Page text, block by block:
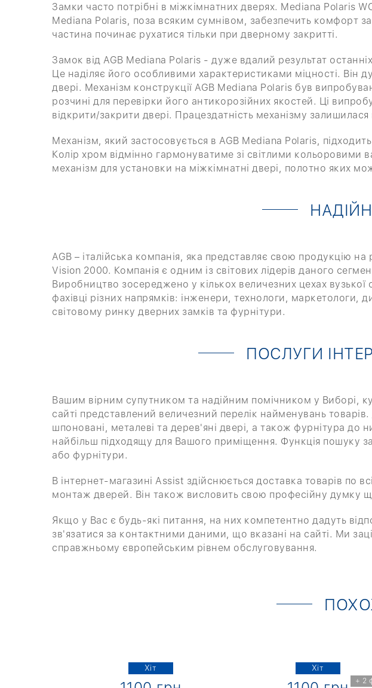
Замки часто потрібні в міжкімнатних дверях. Mediana Polaris
Mediana Polaris, поза всяким сумнівом, забезпечить комфорт
частина починає рухатися тільки при дверному закритті.
Замок від AGB Mediana Polaris - дуже вдалий результат
Це наділяє його особливими характеристиками міцності. Він
двері. Механізм конструкції AGB Mediana Polaris був
розчині для перевірки його антикорозійних якостей. Ці
відкрити/закрити двері. Працездатність механізму
Механізм, який застосовується в AGB Mediana Polaris,
Колір хром відмінно гармонуватиме зі світлими кольоровими
механізм для установки на міжкімнатні двері, полотно яких
AGB – італійська компанія, яка представляє свою продукцію
Vision 2000. Компанія є одним із світових лідерів даного
Виробництво зосереджено у кількох величезних цехах вузької
фахівці різних напрямків: інженери, технологи, маркетологи,
світовому ринку дверних замків та фурнітури.
ПОСЛУГИ
Вашим вірним супутником та надійним помічником у Виборі,
сайті представлений величезний перелік найменувань
шпоновані, металеві та дерев'яні двері, а також фурнітура до
найбільш підходящу для Вашого приміщення. Функція пошуку
або фурнітури.
В інтернет-магазині Assist здійснюється доставка товарів по
монтаж дверей. Він також висловить свою професійну думку
Якщо у Вас є будь-які питання, на них компетентно дадуть
зв'язатися за контактними даними, що вказані на сайті. Ми
справжньому європейським рівнем обслуговування.
Хіт Хіт
+ 2